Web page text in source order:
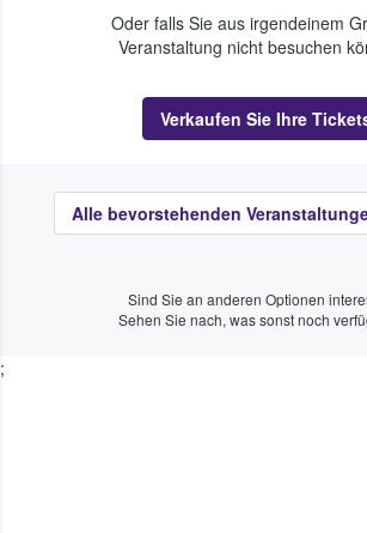
Oder falls Sie aus irgendeinem
Veranstaltung nicht besuchen
Verkaufen Sie Ihre
Alle bevorstehenden
Sind Sie an anderen Optionen
Sehen Sie nach, was sonst noch
;